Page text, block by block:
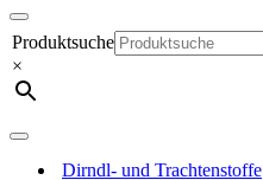
Navigationsmenü
Produktsuche
×
Navigationsmenü
Dirndl- und Trachtenstoffe